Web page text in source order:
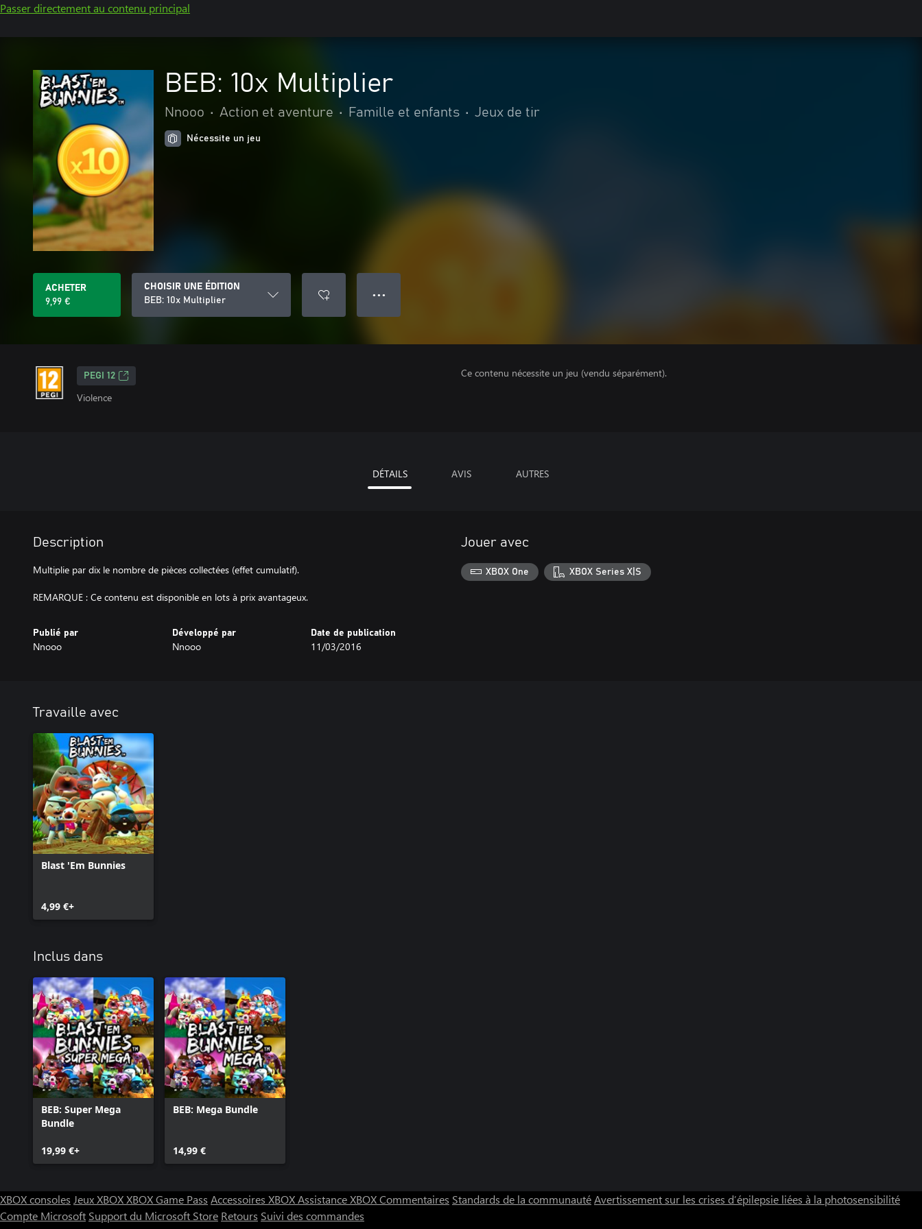
Passer directement au contenu principal
BEB: 10x Multiplier
Nnooo • Action et aventure • Famille et enfants • Jeux de tir
Nécessite un jeu
ACHETER
9,99 €
CHOISIR UNE ÉDITION
BEB: 10x Multiplier
● ● ●
PEGI 12
Violence
Ce contenu nécessite un jeu (vendu séparément).
DÉTAILS AVIS AUTRES
Description
Multiplie par dix le nombre de pièces collectées (effet cumulatif).
REMARQUE : Ce contenu est disponible en lots à prix avantageux.
Publié par
Nnooo
Développé par
Nnooo
Date de publication
11/03/2016
Jouer avec
XBOX One XBOX Series X|S
Travaille avec
Blast 'Em Bunnies
4,99 €+
Inclus dans
BEB: Super Mega
Bundle
19,99 €+
BEB: Mega Bundle
14,99 €
XBOX consoles Jeux XBOXXBOX Game Pass Accessoires XBOXAssistance XBOXCommentaires Standards de la communautéAvertissement sur les crises d’épilepsie liées à la photosensibilité
Compte Microsoft Support du Microsoft Store Retours Suivi des commandes